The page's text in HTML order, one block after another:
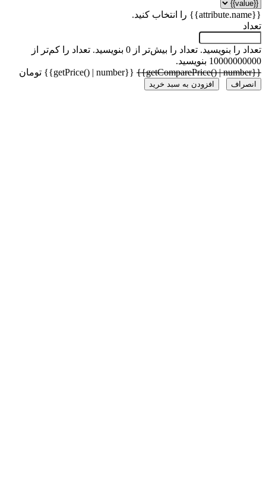
را بنویسید.تعداد را بیش‌تر از 0 بنویسید.
تعداد را کم‌تر از
بنویسید.
{{getPrice() | number}} تومان
افزودن به سبد خرید